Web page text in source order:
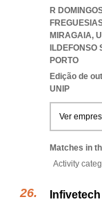
R
MIRAGAIA,
PORTO
Edição de
UNIP
Ver
Matches in
Activity